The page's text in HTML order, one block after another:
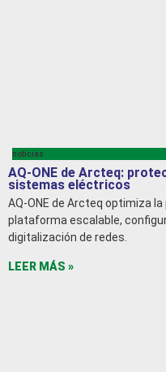
noticias
AQ-ONE de Arcteq:
sistemas eléctricos
AQ-ONE de Arcteq optimiza
plataforma escalable,
digitalización de redes.
LEER MÁS »